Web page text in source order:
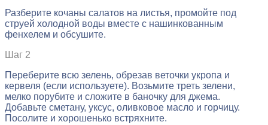
Разберите кочаны салатов на листья, промойте под
струей холодной воды вместе с нашинкованным
фенхелем и обсушите.
Шаг 2
Переберите всю зелень, обрезав веточки укропа и
кервеля (если используете). Возьмите треть зелени,
мелко порубите и сложите в баночку для джема.
Добавьте сметану, уксус, оливковое масло и горчицу.
Посолите и хорошенько встряхните.